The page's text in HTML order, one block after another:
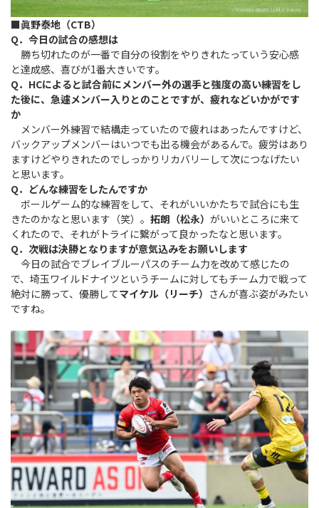
■眞野泰地（CTB）
Q．今日の試合の感想は
勝ち切れたのが一番で自分の役割をやりきれたっていう安心感
と達成感、喜びが1番大きいです。
Q．HCによると試合前にメンバー外の選手と強度の高い練習をし
た後に、急遽メンバー入りとのことですが、疲れなどいかがです
か
メンバー外練習で結構走っていたので疲れはあったんですけど、
バックアップメンバーはいつでも出る機会があるんで。疲労はあり
ますけどやりきれたのでしっかりリカバリーして次につなげたい
と思います。
Q．どんな練習をしたんですか
ボールゲーム的な練習をして、それがいいかたちで試合にも生
きたのかなと思います（笑）。 拓朗（松永） がいいところに来て
くれたので、それがトライに繋がって良かったなと思います。
Q．次戦は決勝となりますが意気込みをお願いします
今日の試合でブレイブルーパスのチーム力を改めて感じたの
で、埼玉ワイルドナイツというチームに対してもチーム力で戦って
絶対に勝って、優勝してマイケル（リーチ） さんが喜ぶ姿がみたい
ですね。